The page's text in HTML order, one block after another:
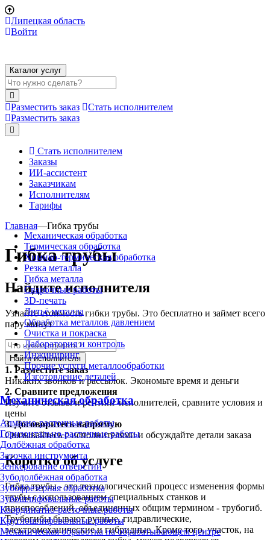
Липецкая область
Войти
Каталог услуг
Разместить заказ
Стать исполнителем
Разместить заказ
Стать исполнителем
Заказы
ИИ-ассистент
Заказчикам
Исполнителям
Тарифы
Механическая обработка
Термическая обработка
Химико-термическая обработка
Резка металла
Гибка металла
Сварочные работы
3D-печать
Литьё металла
Обработка металлов давлением
Очистка и покраска
Лаборатория и контроль
Инжиниринг
Прочие услуги металлообработки
Изготовление деталей
Механическая обработка
Алмазно-расточные работы
Горизонтально-расточные работы
Долбёжная обработка
Заточка инструмента
Зенкерование отверстий
Зубодолбёжная обработка
Зубофрезерная обработка
Зубошлифовальные работы
Координатно-расточные работы
Круглошлифовальные работы
Механическая обработка на обрабатывающем центре
Главная—Гибка трубы
Гибка трубы
Найдите исполнителя
Узнайте стоимость гибки трубы. Это бесплатно и займет всего
пару минут
Найти исполнителя
1. Разместите заказ
Никаких звонков и рассылок. Экономьте время и деньги
2. Сравните предложения
Изучите отзывы и рейтинг исполнителей, сравните условия и
цены
3.Договоритесь напрямую
Связывайтесь с исполнителями и обсуждайте детали заказа
Коротко об услуге
Гибка трубы - это технологический процесс изменения формы
трубы с использованием специальных станков и
приспособлений, объединенных общим термином - трубогиб.
Трубогибы бывают ручные, гидравлические,
электромеханические и гибридные. Кроме того, участок, на